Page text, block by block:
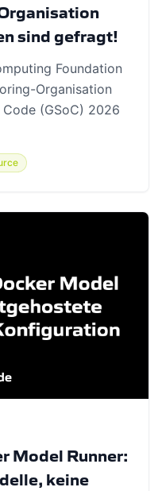
sind gefragt!
Foundation
Organisation
(GSoC) 2026
Model Runner:
keine